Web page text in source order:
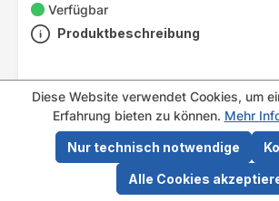
Verfügbar
Produktbeschreibung
Details
Diese Website verwendet Cookies, um
Erfahrung bieten zu können. Mehr
Nur technisch notwendige
Alle Cookies